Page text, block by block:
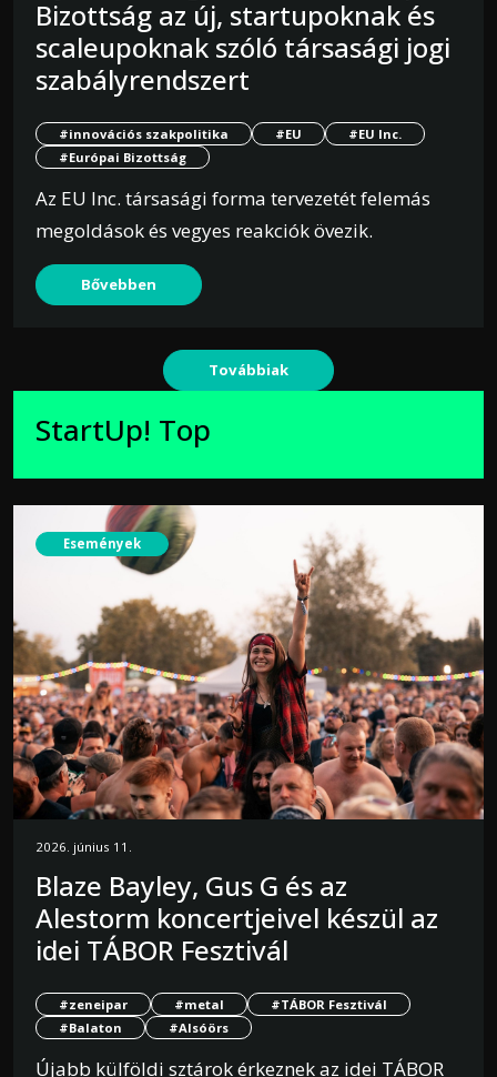
Bizottság az új, startupoknak és
scaleupoknak szóló társasági jogi
szabályrendszert
#innovációs szakpolitika #EU
#EU Inc.
#Európai Bizottság
Az EU Inc. társasági forma tervezetét felemás
megoldások és vegyes reakciók övezik.
Bővebben
Továbbiak
StartUp! Top
Események
2026. június 11.
Blaze Bayley, Gus G és az
Alestorm koncertjeivel készül az
idei TÁBOR Fesztivál
#zeneipar #metal
#TÁBOR Fesztivál
#Balaton
#Alsóörs
Újabb külföldi sztárok érkeznek az idei TÁBOR